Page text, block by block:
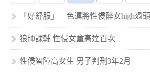
「好舒服」 色運將性侵醉女high過頭
狼師課輔 性侵女童高達百次
性侵智障高女生 男子判刑3年2月